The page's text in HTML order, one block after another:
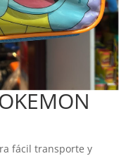
fácil transporte y